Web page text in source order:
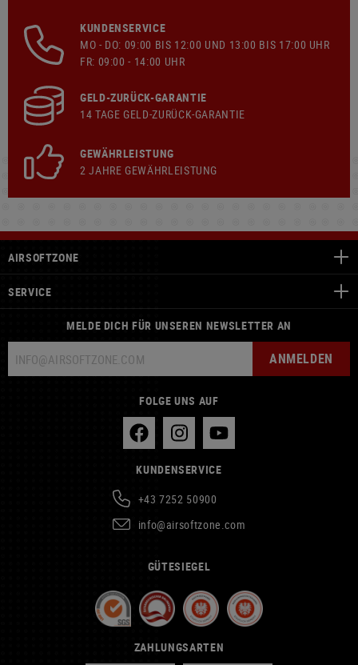
KUNDENSERVICE
MO - DO: 09:00 BIS 12:00 UND 13:00 BIS 17:00 UHR
FR: 09:00 - 14:00 UHR
GELD-ZURÜCK-GARANTIE
14 TAGE GELD-ZURÜCK-GARANTIE
GEWÄHRLEISTUNG
2 JAHRE GEWÄHRLEISTUNG
AIRSOFTZONE
SERVICE
MELDE DICH FÜR UNSEREN NEWSLETTER AN
ANMELDEN
FOLGE UNS AUF
KUNDENSERVICE
+43 7252 50900
info@airsoftzone.com
GÜTESIEGEL
ZAHLUNGSARTEN